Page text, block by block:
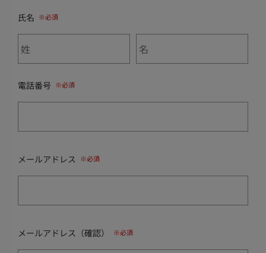
氏名
電話番号
メールアドレス
メールアドレス（確認）